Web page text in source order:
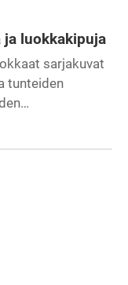
luokkakipuja
sarjakuvat
tunteiden